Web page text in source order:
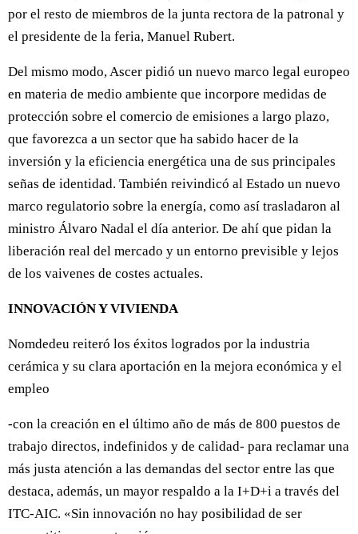
por el resto de miembros de la junta rectora de la patronal y
el presidente de la feria, Manuel Rubert.
Del mismo modo, Ascer pidió un nuevo marco legal europeo
en materia de medio ambiente que incorpore medidas de
protección sobre el comercio de emisiones a largo plazo,
que favorezca a un sector que ha sabido hacer de la
inversión y la eficiencia energética una de sus principales
señas de identidad. También reivindicó al Estado un nuevo
marco regulatorio sobre la energía, como así trasladaron al
ministro Álvaro Nadal el día anterior. De ahí que pidan la
liberación real del mercado y un entorno previsible y lejos
de los vaivenes de costes actuales.
INNOVACIÓN Y VIVIENDA
Nomdedeu reiteró los éxitos logrados por la industria
cerámica y su clara aportación en la mejora económica y el
empleo
-con la creación en el último año de más de 800 puestos de
trabajo directos, indefinidos y de calidad- para reclamar una
más justa atención a las demandas del sector entre las que
destaca, además, un mayor respaldo a la I+D+i a través del
ITC-AIC. «Sin innovación no hay posibilidad de ser